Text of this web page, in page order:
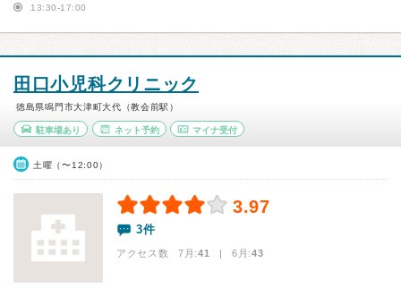
13:30-17:00
田口小児科クリニック
徳島県鳴門市大津町大代（教会前駅）
駐車場あり ネット予約 マイナ受付
土曜（〜12:00）
3.97
3件
アクセス数 7月:41 | 6月:43